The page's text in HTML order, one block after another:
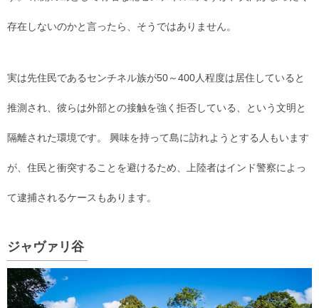
存在しないのかと言ったら、そうではありません。
実は先住民であるセンチネル族が50～400人程度は居住していると
推測され、彼らは外部との接触を強く拒否している、という文明と
隔離された環境です。 興味を持って島に訪れようとする人もいます
が、住民と衝突することを避けるため、上陸者はインド警察によっ
て逮捕されるケースもあります。
ジャヴァリ谷